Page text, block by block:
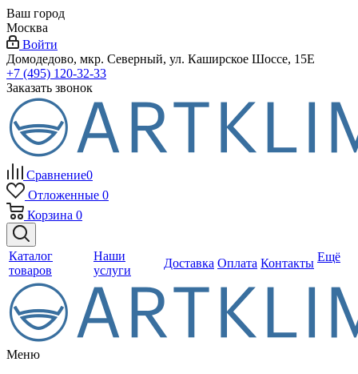
Ваш город
Москва
Войти
Домодедово, мкр. Северный, ул. Каширское Шоссе, 15Е
+7 (495) 120-32-33
Заказать звонок
Сравнение0
Отложенные 0
Корзина 0
Каталог
товаров
Наши
услуги
Доставка Оплата Контакты Ещё
Меню